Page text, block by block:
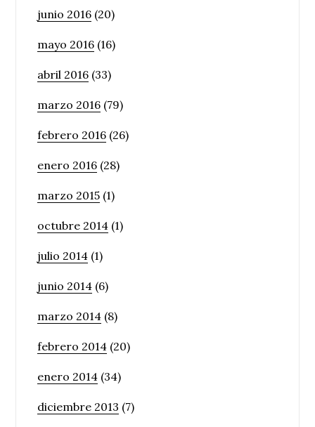
junio 2016 (20)
mayo 2016 (16)
abril 2016 (33)
marzo 2016 (79)
febrero 2016 (26)
enero 2016 (28)
marzo 2015 (1)
octubre 2014 (1)
julio 2014 (1)
junio 2014 (6)
marzo 2014 (8)
febrero 2014 (20)
enero 2014 (34)
diciembre 2013 (7)